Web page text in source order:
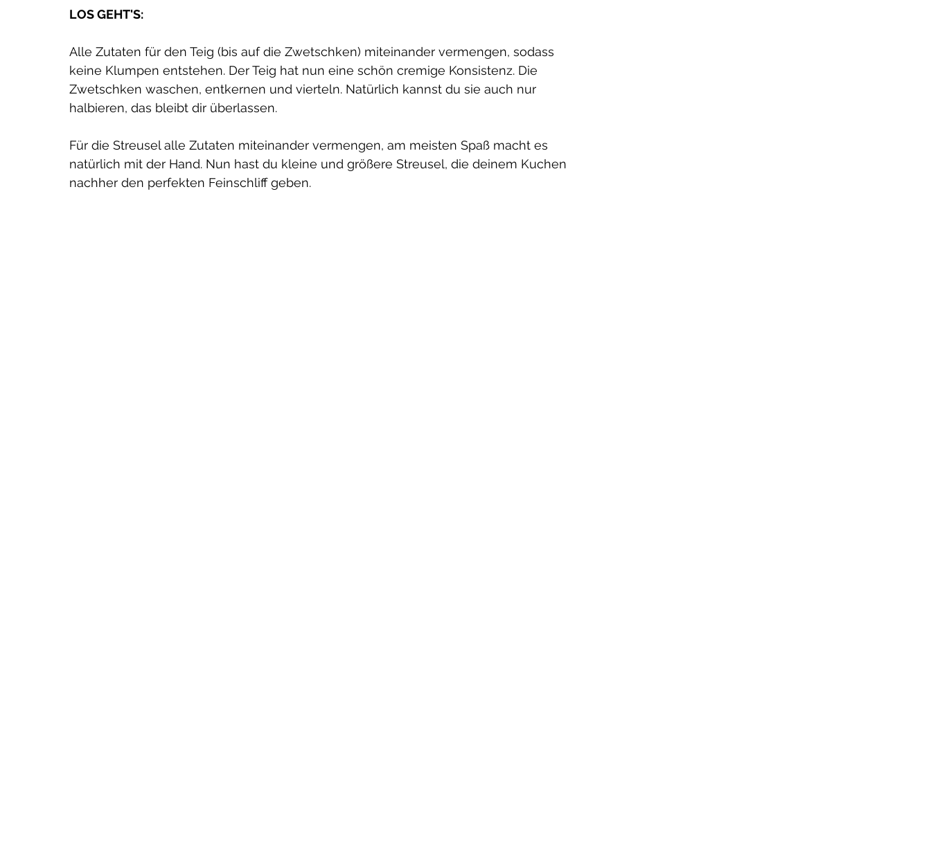
LOS GEHT'S:
Alle Zutaten für den Teig (bis auf die Zwetschken) miteinander vermengen, sodass
keine Klumpen entstehen. Der Teig hat nun eine schön cremige Konsistenz. Die
Zwetschken waschen, entkernen und vierteln. Natürlich kannst du sie auch nur
halbieren, das bleibt dir überlassen.
Für die Streusel alle Zutaten miteinander vermengen, am meisten Spaß macht es
natürlich mit der Hand. Nun hast du kleine und größere Streusel, die deinem Kuchen
nachher den perfekten Feinschliff geben.